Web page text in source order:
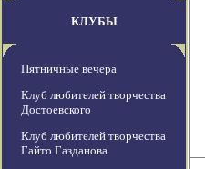
КЛУБЫ
Пятничные вечера
Клуб любителей творчества
Достоевского
Клуб любителей творчества
Гайто Газданова